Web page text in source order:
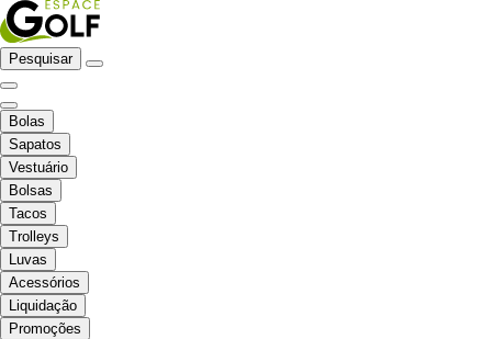
Pesquisar
Bolas
Sapatos
Vestuário
Bolsas
Tacos
Trolleys
Luvas
Acessórios
Liquidação
Promoções